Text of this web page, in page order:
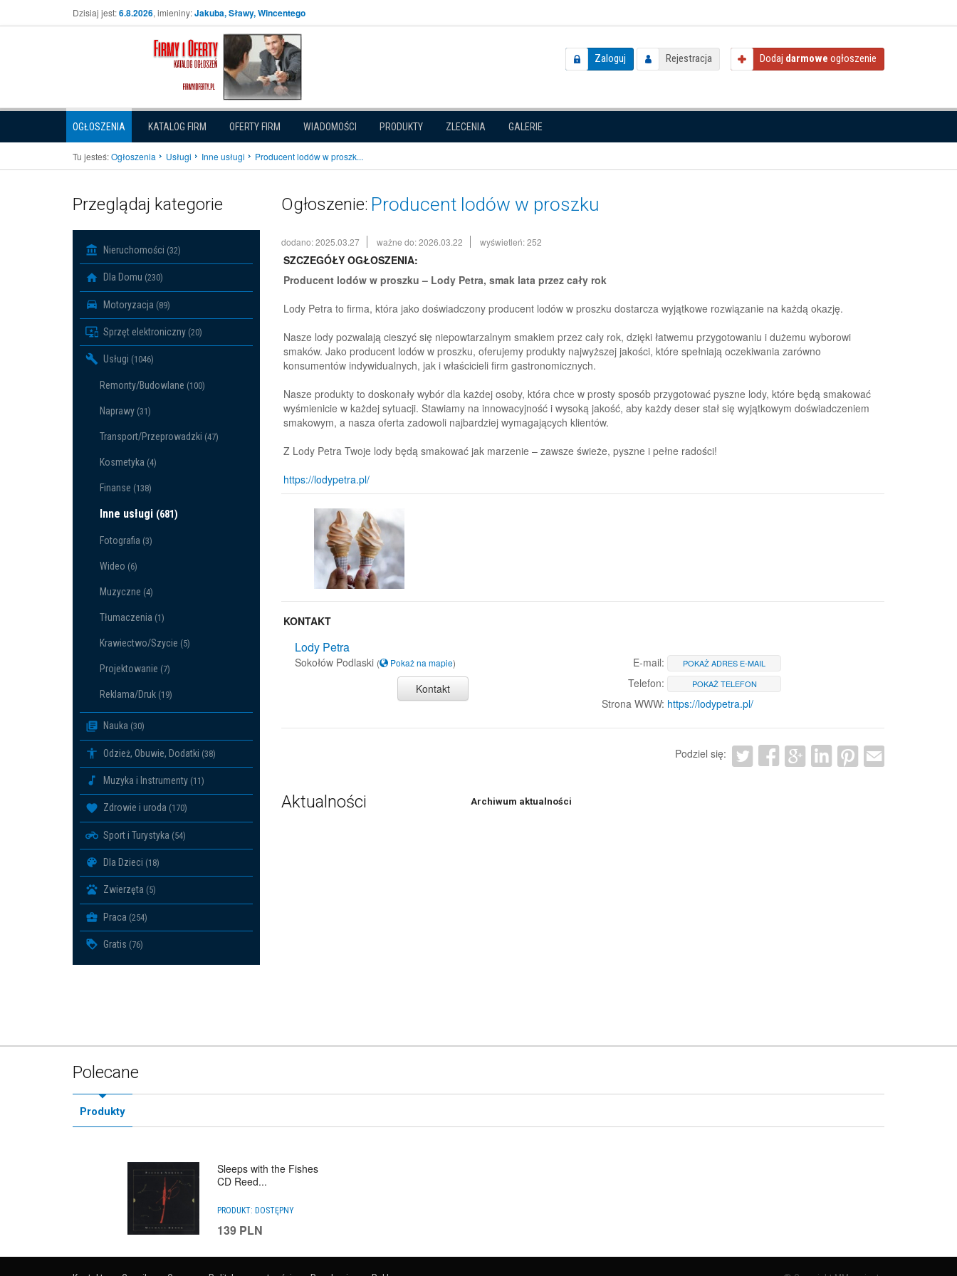
Dzisiaj jest:6.8.2026, imieniny:Jakuba, Sławy, Wincentego
Zaloguj Rejestracja Dodaj darmowe ogłoszenie
OGŁOSZENIA KATALOG FIRM OFERTY FIRM WIADOMOŚCI PRODUKTY ZLECENIA GALERIE
Tu jesteś:Ogłoszenia Usługi Inne usługi Producent lodów w proszk...
Przeglądaj kategorie
Nieruchomości (32)
Dla Domu (230)
Motoryzacja (89)
Sprzęt elektroniczny (20)
Usługi (1046)
Remonty/Budowlane (100)
Naprawy (31)
Transport/Przeprowadzki (47)
Kosmetyka (4)
Finanse (138)
Inne usługi (681)
Fotografia (3)
Wideo (6)
Muzyczne (4)
Tłumaczenia (1)
Krawiectwo/Szycie (5)
Projektowanie (7)
Reklama/Druk (19)
Nauka (30)
Odzież, Obuwie, Dodatki (38)
Muzyka i Instrumenty (11)
Zdrowie i uroda (170)
Sport i Turystyka (54)
Dla Dzieci (18)
Zwierzęta (5)
Praca (254)
Gratis (76)
Ogłoszenie: Producent lodów w proszku
dodano: 2025.03.27 ważne do: 2026.03.22 wyświetleń: 252
SZCZEGÓŁY OGŁOSZENIA:
Producent lodów w proszku – Lody Petra, smak lata przez cały rok
Lody Petra to firma, która jako doświadczony producent lodów w proszku dostarcza wyjątkowe rozwiązanie na każdą okazję.
Nasze lody pozwalają cieszyć się niepowtarzalnym smakiem przez cały rok, dzięki łatwemu przygotowaniu i dużemu wyborowi
smaków. Jako producent lodów w proszku, oferujemy produkty najwyższej jakości, które spełniają oczekiwania zarówno
konsumentów indywidualnych, jak i właścicieli firm gastronomicznych.
Nasze produkty to doskonały wybór dla każdej osoby, która chce w prosty sposób przygotować pyszne lody, które będą smakować
wyśmienicie w każdej sytuacji. Stawiamy na innowacyjność i wysoką jakość, aby każdy deser stał się wyjątkowym doświadczeniem
smakowym, a nasza oferta zadowoli najbardziej wymagających klientów.
Z Lody Petra Twoje lody będą smakować jak marzenie – zawsze świeże, pyszne i pełne radości!
https://lodypetra.pl/
KONTAKT
Lody Petra
Sokołów Podlaski ( Pokaż na mapie)
Kontakt
E-mail: POKAŻ ADRES E-MAIL
Telefon: POKAŻ TELEFON
Strona WWW: https://lodypetra.pl/
Podziel się:
Aktualności Archiwum aktualności
Polecane
Produkty
Sleeps with the Fishes
CD Reed...
PRODUKT: DOSTĘPNY
139 PLN